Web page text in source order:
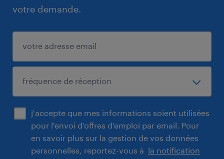
votre demande.
j'accepte que mes informations soient utilisées
pour l'envoi d'offres d'emploi par email. Pour
en savoir plus sur la gestion de vos données
personnelles, reportez-vous à la notification